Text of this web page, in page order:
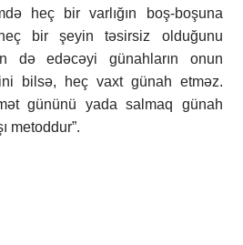
heç bir varlığın boş-boşuna
heç bir şeyin təsirsiz olduğunu
də edəcəyi günahların onun
bilsə, heç vaxt günah etməz.
gününü yada salmaq günah
metoddur”.